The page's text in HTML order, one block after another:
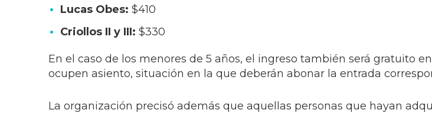
Lucas Obes: $410
Criollos II y III: $330
En el caso de los menores de 5 años, el ingreso también será gratuito
ocupen asiento, situación en la que deberán abonar la entrada
La organización precisó además que aquellas personas que hayan